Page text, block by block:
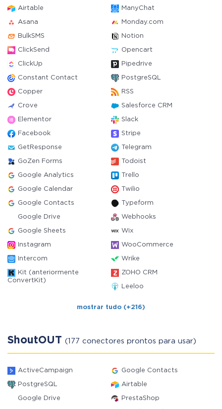
Airtable ManyChat
Asana Monday.com
BulkSMS Notion
ClickSend Opencart
ClickUp Pipedrive
Constant Contact PostgreSQL
Copper RSS
Crove Salesforce CRM
Elementor Slack
Facebook Stripe
GetResponse Telegram
GoZen Forms Todoist
Google Analytics Trello
Google Calendar Twilio
Google Contacts Typeform
Google Drive Webhooks
Google Sheets Wix
Instagram WooCommerce
Intercom Wrike
Kit (anteriormente
ConvertKit)
ZOHO CRM
Leeloo
mostrar tudo (+216)
ShoutOUT (177 conectores prontos para usar)
ActiveCampaign Google Contacts
PostgreSQL Airtable
Google Drive PrestaShop